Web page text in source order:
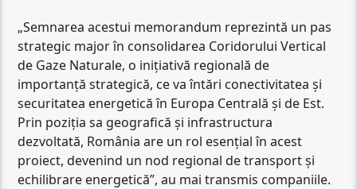
„Semnarea acestui memorandum reprezintă un pas
strategic major în consolidarea Coridorului Vertical
de Gaze Naturale, o inițiativă regională de
importanță strategică, ce va întări conectivitatea și
securitatea energetică în Europa Centrală și de Est.
Prin poziția sa geografică și infrastructura
dezvoltată, România are un rol esențial în acest
proiect, devenind un nod regional de transport și
echilibrare energetică”, au mai transmis companiile.